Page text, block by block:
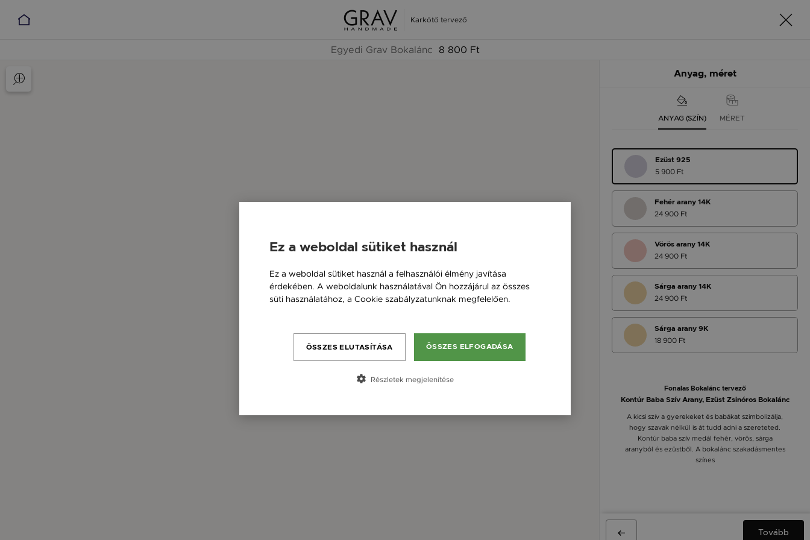
Karkötő tervező
Egyedi Grav Bokalánc 8 800 Ft
Anyag, méret
ANYAG (SZÍN) MÉRET
Ezüst 925
5 900 Ft
Fehér arany 14K
24 900 Ft
Vörös arany 14K
24 900 Ft
Sárga arany 14K
24 900 Ft
Sárga arany 9K
18 900 Ft
Fonalas Bokalánc tervező
Kontúr Baba Szív Arany, Ezüst Zsinóros Bokalánc
A kicsi szív a gyerekeket és babákat szimbolizálja,
hogy szavak nélkül is át tudd adni a szereteted.
Kontúr baba szív medál fehér, vörös, sárga
aranyból és ezüstből. A bokalánc szakadásmentes
színes
Tovább
Ez a weboldal sütiket használ
Ez a weboldal sütiket használ a felhasználói élmény javítása
érdekében. A weboldalunk használatával Ön hozzájárul az összes
süti használatához, a Cookie szabályzatunknak megfelelően.
ÖSSZES ELFOGADÁSA
ÖSSZES ELUTASÍTÁSA
Részletek megjelenítése